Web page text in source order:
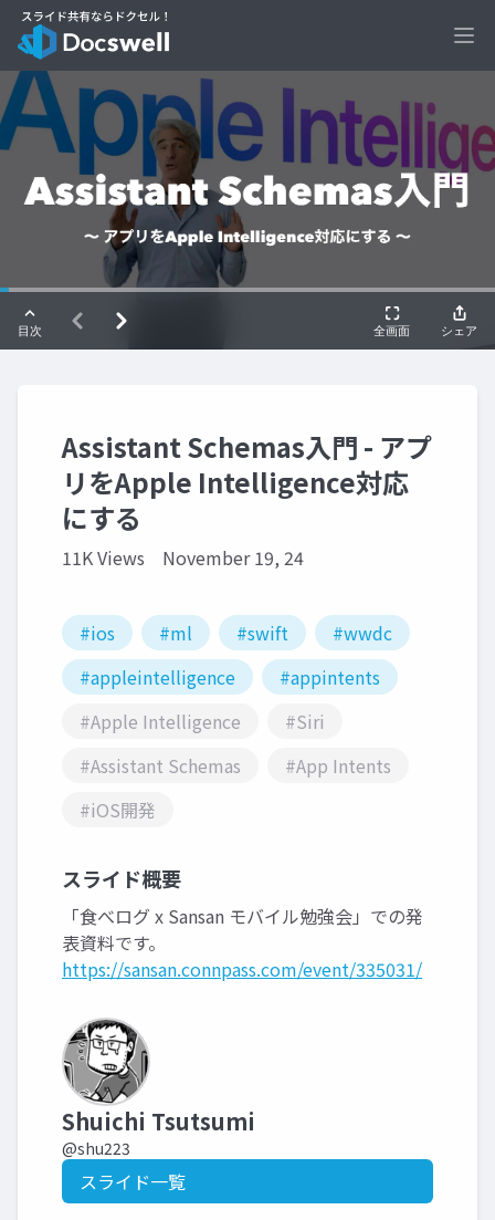
Assistant Schemas入門 - アプ
リをApple Intelligence対応
にする
11K Views November 19, 24
#ios #ml #swift
#wwdc
#appleintelligence
#appintents
#Apple Intelligence
#Siri
#Assistant Schemas
#App Intents
#iOS開発
スライド概要
「食べログ x Sansan モバイル勉強会」での発
表資料です。
https://sansan.connpass.com/event/335031/
Shuichi Tsutsumi
@shu223
スライド一覧